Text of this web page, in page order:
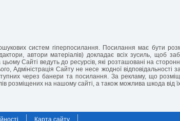
систем гіперпосилання. Посилання має бути
автори матеріалів) докладає всіх зусиль, щоб
Сайті ведуть до ресурсів, які розташовані на
Адміністрація Сайту не несе жодної відповідальності
через банери та посилання. За рекламу, що
розміщених на нашому сайті, а також можлива шкода від
Карта сайту